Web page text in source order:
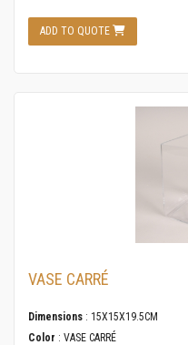
ADD TO QUOTE
VASE CARRÉ
Dimensions : 15X15X19.5CM
Color : VASE CARRÉ